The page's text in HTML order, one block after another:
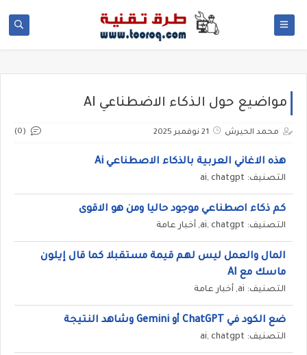
مواضيع حول الذكاء الاضطناعي AI
محمد الحيرش 21 نوفمبر 2025 (0)
هذه الاغاني العربية بالذكاء الاصطناعي Ai
التصنيف: ai, chatgpt
كم ذكاء اصطناعي موجود حاليا ومن هو الاقوى
التصنيف: ai, chatgpt, أخبار عامة
المال والعمل ليس لهم قيمة مستقبلا كما قال إيلون
ماسك مع AI
التصنيف: ai, أخبار عامة
ضع الكود في ChatGPT أو Gemini وشاهد النتيجة
التصنيف: ai, chatgpt